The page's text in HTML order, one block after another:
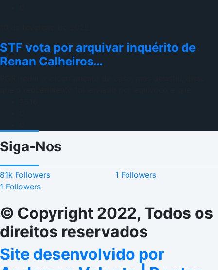
STF vota por arquivar inquérito de
Renan Calheiros…
Siga-Nos
81k Followers 1 Followers
1 Followers
© Copyright 2022, Todos os
direitos reservados
Site desenvolvido por